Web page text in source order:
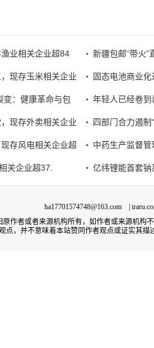
业相关企业超84 新疆包邮“带火
现存玉米相关企业 固态电池商业
变：健康革命与包 年轻人已经卷
现存外卖相关企业 四部门合力遏
存风电相关企业超 中药生产监督
关企业超37. 亿纬锂能首套
ha17701574748@163.com |
作者或者来源机构所有，如作者或来源机
点，并不意味着本站赞同作者观点或证实其